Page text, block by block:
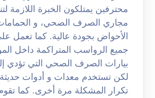
محترفين يمتلكون الخبرة اللازمة
مجاري الصرف الصحي، و
الأحواض بجودة عالية. كما تعمل
جميع الرواسب المتراكمة داخل
بيارات الصرف الصحي التي تؤدي
لكن تستخدم معدات و أدوات
تكرار المشكلة مرة أخرى. كما